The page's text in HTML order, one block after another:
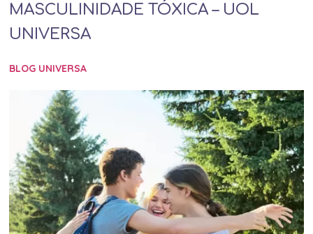
MASCULINIDADE TÓXICA – UOL
UNIVERSA
BLOG UNIVERSA